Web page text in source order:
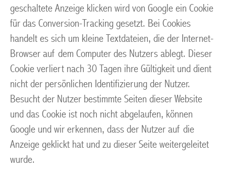
geschaltete Anzeige klicken wird von Google ein Cookie
für das Conversion-Tracking gesetzt. Bei Cookies
handelt es sich um kleine Textdateien, die der Internet-
Browser auf dem Computer des Nutzers ablegt. Dieser
Cookie verliert nach 30 Tagen ihre Gültigkeit und dient
nicht der persönlichen Identifizierung der Nutzer.
Besucht der Nutzer bestimmte Seiten dieser Website
und das Cookie ist noch nicht abgelaufen, können
Google und wir erkennen, dass der Nutzer auf die
Anzeige geklickt hat und zu dieser Seite weitergeleitet
wurde.